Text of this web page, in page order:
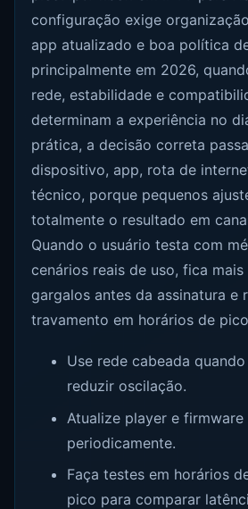
configuração exige
app atualizado e boa política
principalmente em 2026,
rede, estabilidade e
determinam a experiência no
prática, a decisão correta
dispositivo, app, rota de
técnico, porque pequenos
totalmente o resultado em
Quando o usuário testa com
cenários reais de uso, fica
gargalos antes da assinatura e
travamento em horários de
Use rede cabeada
reduzir oscilação.
Atualize player e
periodicamente.
Faça testes em horários
pico para comparar